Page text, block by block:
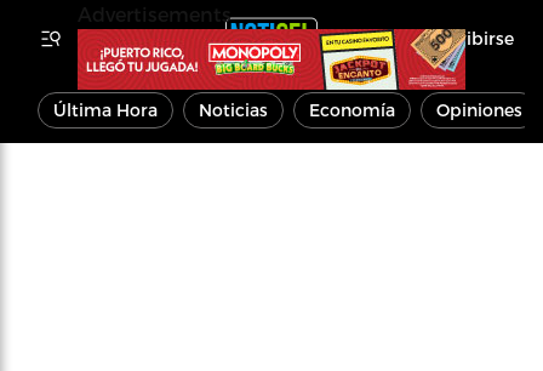
Inscribirse
Última Hora Noticias Economía Opiniones
Advertisements